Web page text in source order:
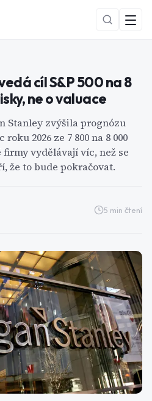
cíl S&P 500 na 8
ne o valuace
Stanley zvýšila prognózu
2026 ze 7 800 na 8 000
vydělávají víc, než se
že to bude pokračovat.
5 min čtení